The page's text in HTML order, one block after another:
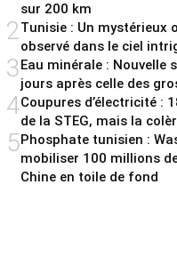
sur 200 km
2Tunisie : Un mystérieux
observé dans le ciel
3Eau minérale : Nouvelle
jours après celle des
4Coupures d’électricité :
de la STEG, mais la
5Phosphate tunisien :
mobiliser 100 millions
Chine en toile de fond